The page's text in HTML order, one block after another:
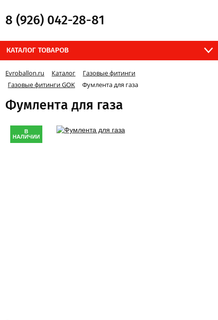
8 (926) 042-28-81
КАТАЛОГ ТОВАРОВ
Evroballon.ru Каталог
Газовые фитинги
Газовые фитинги GOK
Фумлента для газа
Фумлента для газа
В
НАЛИЧИИ